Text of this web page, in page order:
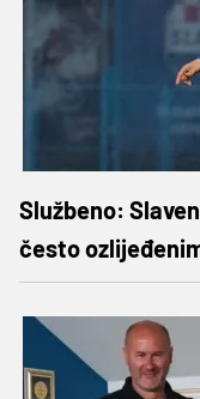
Službeno:
često